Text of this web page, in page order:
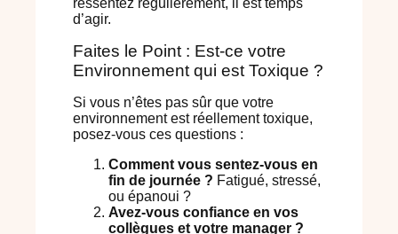
ressentez régulièrement, il est temps
d’agir.
Faites le Point : Est-ce votre
Environnement qui est Toxique ?
Si vous n’êtes pas sûr que votre
environnement est réellement toxique,
posez-vous ces questions :
Comment vous sentez-vous en
fin de journée ? Fatigué, stressé,
ou épanoui ?
Avez-vous confiance en vos
collègues et votre manager ?